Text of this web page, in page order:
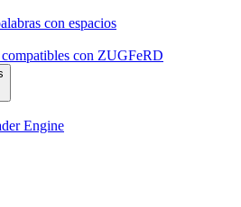
con espacios
compatibles con ZUGFeRD
Engine